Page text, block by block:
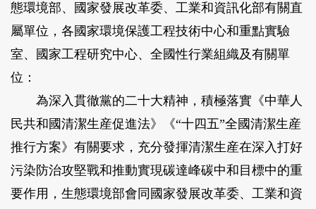
態環境部、國家發展改革委、工業和資訊化部有關直
屬單位，各國家環境保護工程技術中心和重點實驗
室、國家工程研究中心、全國性行業組織及有關單
位：
為深入貫徹黨的二十大精神，積極落實《中華人
民共和國清潔生産促進法》《“十四五”全國清潔生産
推行方案》有關要求，充分發揮清潔生産在深入打好
污染防治攻堅戰和推動實現碳達峰碳中和目標中的重
要作用，生態環境部會同國家發展改革委、工業和資